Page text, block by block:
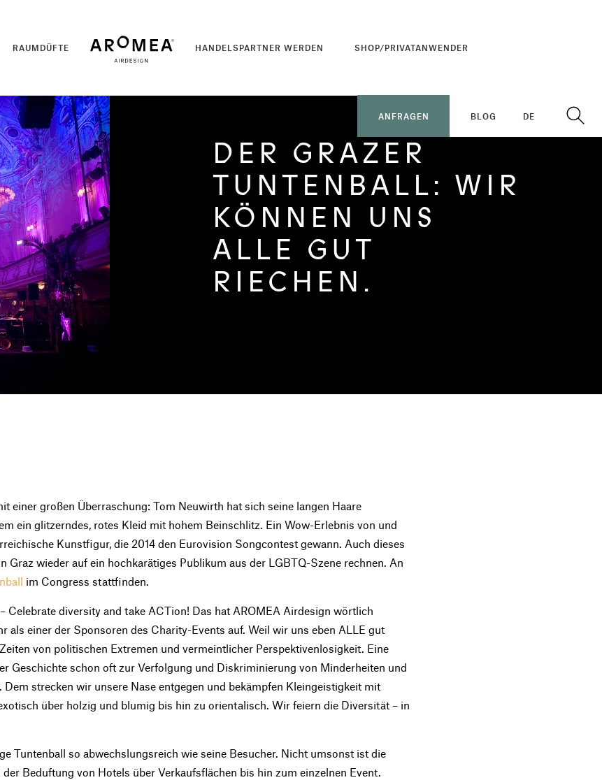
RAUMDÜFTE HANDELSPARTNER WERDEN SHOP/PRIVATANWENDER
ANFRAGEN BLOG DE
DER GRAZER
TUNTENBALL: WIR
KÖNNEN UNS
ALLE GUT
RIECHEN.
einer großen Überraschung: Tom Neuwirth hat sich seine langen Haare
ein glitzerndes, rotes Kleid mit hohem Beinschlitz. Ein Wow-Erlebnis von und
Kunstfigur, die 2014 den Eurovision Songcontest gewann. Auch dieses
Graz wieder auf ein hochkarätiges Publikum aus der LGBTQ-Szene rechnen. An
im Congress stattfinden.
Celebrate diversity and take ACTion! Das hat AROMEA Airdesign wörtlich
als einer der Sponsoren des Charity-Events auf. Weil wir uns eben ALLE gut
von politischen Extremen und vermeintlicher Perspektivenlosigkeit. Eine
Geschichte schon oft zur Verfolgung und Diskriminierung von Minderheiten und
strecken wir unsere Nase entgegen und bekämpfen Kleingeistigkeit mit
über holzig und blumig bis hin zu orientalisch. Wir feiern die Diversität – in
Tuntenball so abwechslungsreich wie seine Besucher. Nicht umsonst ist die
Beduftung von Hotels über Verkaufsflächen bis hin zum einzelnen Event.